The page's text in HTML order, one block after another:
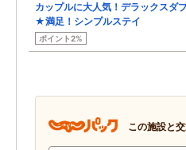
カップルに大人気！デラックスダ
★満足！シンプルステイ
ポイント2%
この施設と